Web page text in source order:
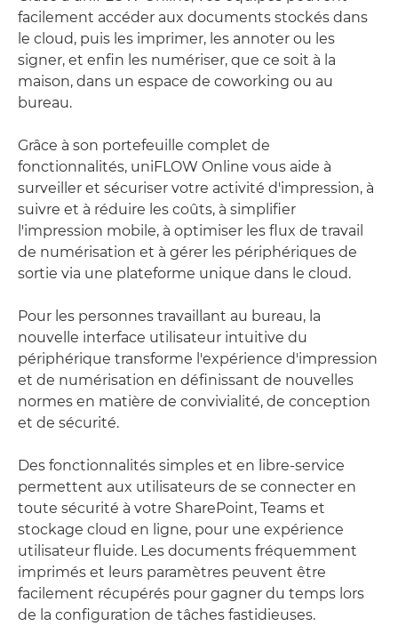
facilement accéder aux documents stockés dans
le cloud, puis les imprimer, les annoter ou les
signer, et enfin les numériser, que ce soit à la
maison, dans un espace de coworking ou au
bureau.
Grâce à son portefeuille complet de
fonctionnalités, uniFLOW Online vous aide à
surveiller et sécuriser votre activité d'impression, à
suivre et à réduire les coûts, à simplifier
l'impression mobile, à optimiser les flux de travail
de numérisation et à gérer les périphériques de
sortie via une plateforme unique dans le cloud.
Pour les personnes travaillant au bureau, la
nouvelle interface utilisateur intuitive du
périphérique transforme l'expérience d'impression
et de numérisation en définissant de nouvelles
normes en matière de convivialité, de conception
et de sécurité.
Des fonctionnalités simples et en libre-service
permettent aux utilisateurs de se connecter en
toute sécurité à votre SharePoint, Teams et
stockage cloud en ligne, pour une expérience
utilisateur fluide. Les documents fréquemment
imprimés et leurs paramètres peuvent être
facilement récupérés pour gagner du temps lors
de la configuration de tâches fastidieuses.